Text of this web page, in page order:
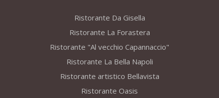
Ristorante Da Gisella
Ristorante La Forastera
Ristorante "Al vecchio Capannaccio"
Ristorante La Bella Napoli
Ristorante artistico Bellavista
Ristorante Oasis